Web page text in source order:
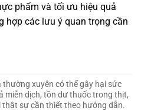
phẩm và tối ưu hiệu quả
hợp các lưu ý quan trọng cần
thường xuyên có thể gây hại sức
miễn dịch, tồn dư thuốc trong thịt,
thật sự cần thiết theo hướng dẫn.